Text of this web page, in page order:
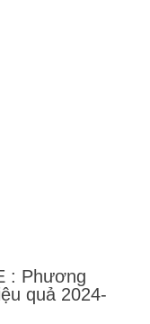
: Phương
quả 2024-